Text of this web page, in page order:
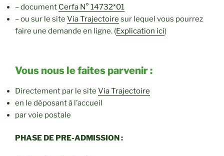
– document Cerfa N° 14732*01
– ou sur le site Via Trajectoire sur lequel vous pourrez
faire une demande en ligne. (Explication ici)
Vous nous le faites parvenir :
Directement par le site Via Trajectoire
en le déposant à l’accueil
par voie postale
PHASE DE PRE-ADMISSION :